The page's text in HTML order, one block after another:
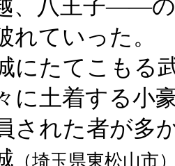
、八王子――
れていった。
たてこもる
に土着する小
された者が多
（埼玉県東松山市